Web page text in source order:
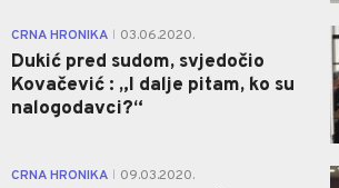
CRNA HRONIKA 03.06.2020.
Dukić pred sudom, svjedočio
Kovačević : „I dalje pitam, ko su
nalogodavci?“
CRNA HRONIKA 09.03.2020.